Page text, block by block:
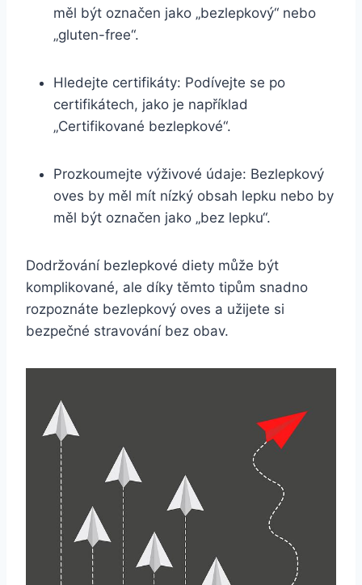
měl být označen jako „bezlepkový“ nebo
„gluten-free“.
Hledejte certifikáty: Podívejte se po
certifikátech, jako je například
„Certifikované bezlepkové“.
Prozkoumejte výživové údaje: Bezlepkový
oves by měl mít nízký obsah lepku nebo by
měl být označen jako „bez lepku“.
Dodržování bezlepkové diety může být
komplikované, ale díky těmto tipům snadno
rozpoznáte bezlepkový oves a užijete si
bezpečné stravování bez obav.